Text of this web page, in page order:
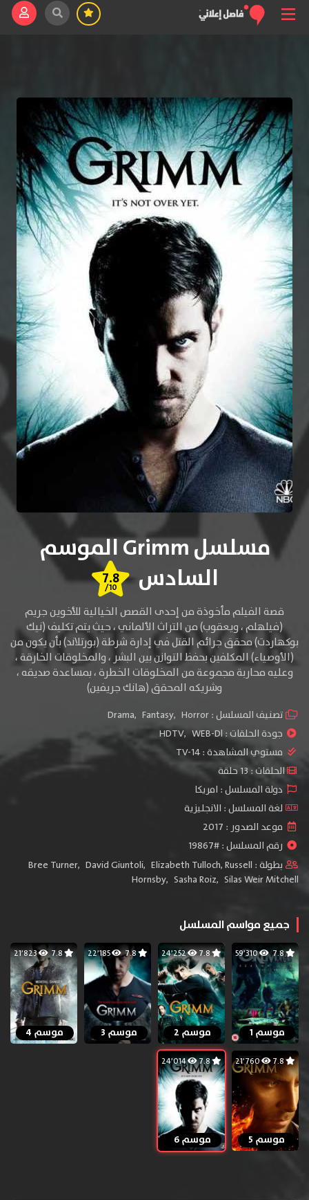
مسلسل Grimm الموسم
السادس
7.8
/10
قصة الفيلم مأخوذة من إحدى القصص الخيالية للأخوين جريم
(فيلهلم ، ويعقوب) من التراث الألماني ، حيث يتم تكليف (نيك
بوكهاردت) محقق جرائم القتل في إدارة شرطة (بورتلاند) بأن يكون من
(الأوصياء) المكلفينبحفظ التوازن بين البشر ، والمخلوقات الخارقة ،
وعليه محاربة مجموعة من المخلوقات الخطرة ، بمساعدة صديقه ،
وشريكه المحقق (هانك جريفين)
تصنيف المسلسل : Drama, Fantasy, Horror
جودة الحلقات :
HDTV, WEB-Dl
مستوي المشاهدة :TV-14
الحلقات : 13 حلقة
دولة المسلسل : امريكا
لغة المسلسل : الانجليزية
موعد الصدور : 2017
رقم المسلسل : #19867
بطولة :
Bree Turner, David Giuntoli, Elizabeth Tulloch,Russell
Hornsby, Sasha Roiz, Silas Weir Mitchell
جميع مواسم المسلسل
7.8 59٬310
موسم 1
7.8 24٬252
موسم 2
7.8
موسم 3
7.8 21٬823
موسم 4
7.8 21٬760
موسم 5
7.8 24٬014
موسم 6